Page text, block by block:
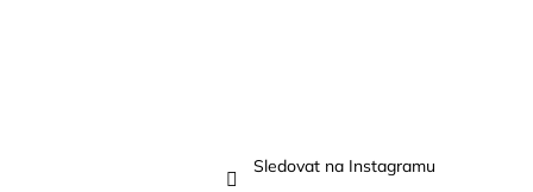
Sledovat na Instagramu